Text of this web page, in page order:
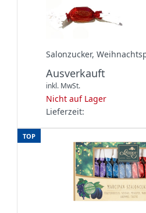
Salonzucker,
Ausverkauft
inkl. MwSt.
Nicht auf Lager
Lieferzeit:
TOP